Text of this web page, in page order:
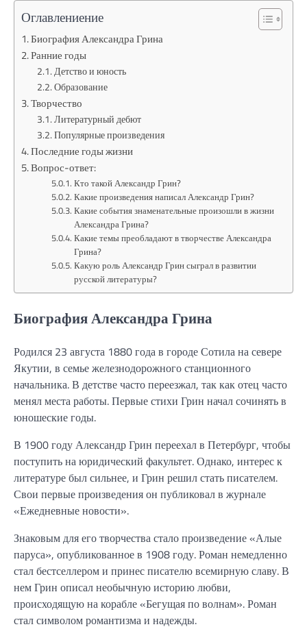
Оглавлениение
Биография Александра Грина
Ранние годы
Детство и юность
Образование
Творчество
Литературный дебют
Популярные произведения
Последние годы жизни
Вопрос-ответ:
Кто такой Александр Грин?
Какие произведения написал Александр Грин?
Какие события знаменательные произошли в жизни
Александра Грина?
Какие темы преобладают в творчестве Александра
Грина?
Какую роль Александр Грин сыграл в развитии
русской литературы?
Биография Александра Грина
Родился 23 августа 1880 года в городе Сотила на севере
Якутии, в семье железнодорожного станционного
начальника. В детстве часто переезжал, так как отец часто
менял места работы. Первые стихи Грин начал сочинять в
юношеские годы.
В 1900 году Александр Грин переехал в Петербург, чтобы
поступить на юридический факультет. Однако, интерес к
литературе был сильнее, и Грин решил стать писателем.
Свои первые произведения он публиковал в журнале
«Ежедневные новости».
Знаковым для его творчества стало произведение «Алые
паруса», опубликованное в 1908 году. Роман немедленно
стал бестселлером и принес писателю всемирную славу. В
нем Грин описал необычную историю любви,
происходящую на корабле «Бегущая по волнам». Роман
стал символом романтизма и надежды.